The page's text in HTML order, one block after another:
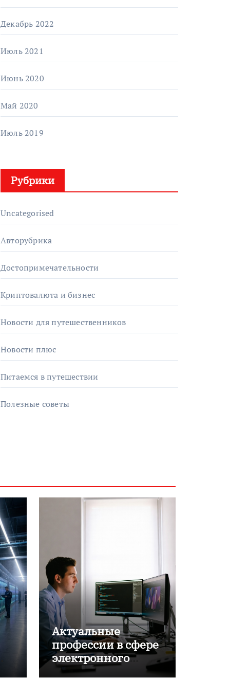
Декабрь 2022
Июль 2021
Июнь 2020
Май 2020
Июль 2019
Рубрики
Uncategorised
Авторубрика
Достопримечательности
Криптовалюта и бизнес
Новости для путешественников
Новости плюс
Питаемся в путешествии
Полезные советы
Актуальные
профессии в сфере
электронного
обучения